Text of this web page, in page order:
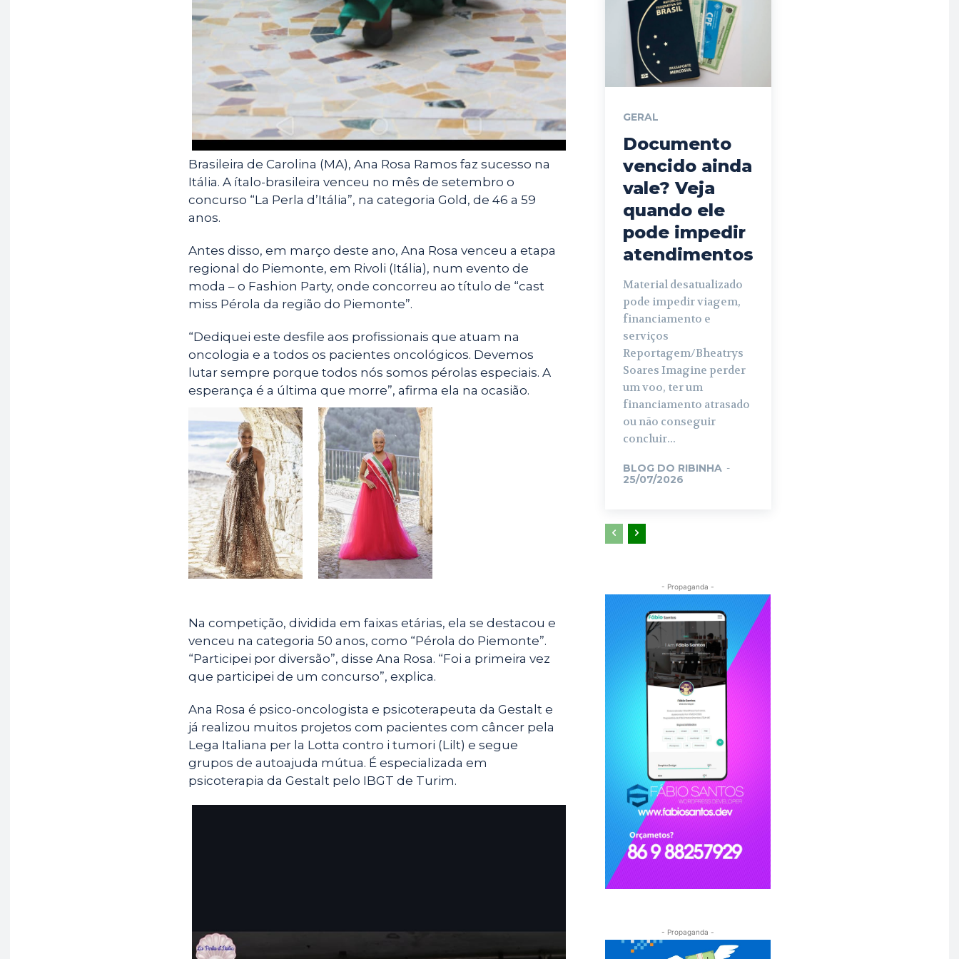
Brasileira de Carolina (MA), Ana Rosa Ramos faz sucesso na
Itália. A ítalo-brasileira venceu no mês de setembro o
concurso “La Perla d’Itália”, na categoria Gold, de 46 a 59
anos.
Antes disso, em março deste ano, Ana Rosa venceu a etapa
regional do Piemonte, em Rivoli (Itália), num evento de
moda – o Fashion Party, onde concorreu ao título de “cast
miss Pérola da região do Piemonte”.
“Dediquei este desfile aos profissionais que atuam na
oncologia e a todos os pacientes oncológicos. Devemos
lutar sempre porque todos nós somos pérolas especiais. A
esperança é a última que morre”, afirma ela na ocasião.
Na competição, dividida em faixas etárias, ela se destacou e
venceu na categoria 50 anos, como “Pérola do Piemonte”.
“Participei por diversão”, disse Ana Rosa. “Foi a primeira vez
que participei de um concurso”, explica.
Ana Rosa é psico-oncologista e psicoterapeuta da Gestalt e
já realizou muitos projetos com pacientes com câncer pela
Lega Italiana per la Lotta contro i tumori (Lilt) e segue
grupos de autoajuda mútua. É especializada em
psicoterapia da Gestalt pelo IBGT de Turim.
GERAL
Documento
vencido ainda
vale? Veja
quando ele
pode impedir
atendimentos
Material desatualizado
pode impedir viagem,
financiamento e
serviços
Reportagem/Bheatrys
Soares Imagine perder
um voo, ter um
financiamento atrasado
ou não conseguir
concluir...
BLOG DO RIBINHA -
25/07/2026
- Propaganda -
- Propaganda -